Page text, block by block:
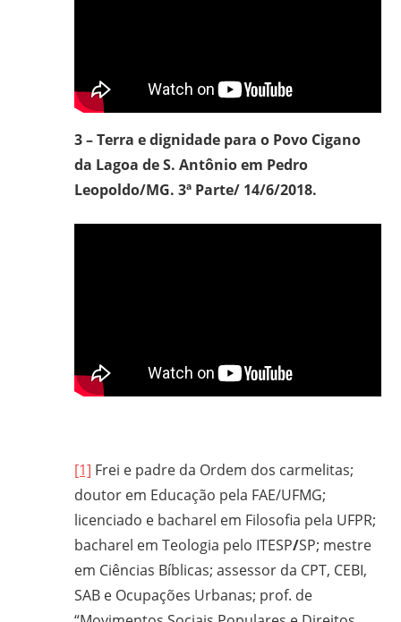
3 – Terra e dignidade para o Povo Cigano
da Lagoa de S. Antônio em Pedro
Leopoldo/MG. 3ª Parte/ 14/6/2018.
[1] Frei e padre da Ordem dos carmelitas;
doutor em Educação pela FAE/UFMG;
licenciado e bacharel em Filosofia pela UFPR;
bacharel em Teologia pelo ITESP/SP; mestre
em Ciências Bíblicas; assessor da CPT, CEBI,
SAB e Ocupações Urbanas; prof. de